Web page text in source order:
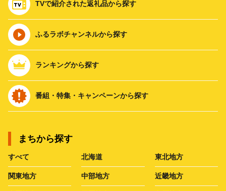
TVで紹介された返礼品から探す
ふるラボチャンネルから探す
ランキングから探す
番組・特集・キャンペーンから探す
まちから探す
すべて 北海道 東北地方
関東地方 中部地方 近畿地方